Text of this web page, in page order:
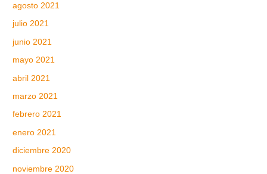
agosto 2021
julio 2021
junio 2021
mayo 2021
abril 2021
marzo 2021
febrero 2021
enero 2021
diciembre 2020
noviembre 2020